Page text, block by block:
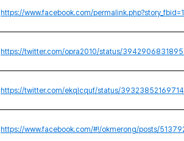
https://www.facebook.com/
https://twitter.com/opra2010/status/
https://twitter.com/ekqlcquf/status/
https://www.facebook.com/#!/okmerong/posts/